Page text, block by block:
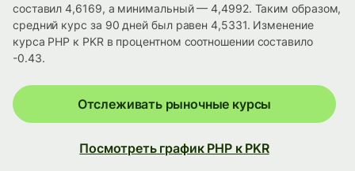
составил 4,6169, а минимальный — 4,4992. Таким образом,
средний курс за 90 дней был равен 4,5331. Изменение
курса PHP к PKR в процентном соотношении составило
-0.43.
Отслеживать рыночные курсы
Посмотреть график PHP к PKR